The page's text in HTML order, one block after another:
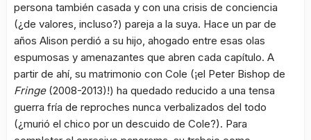
persona también casada y con una crisis de conciencia
(¿de valores, incluso?) pareja a la suya. Hace un par de
años Alison perdió a su hijo, ahogado entre esas olas
espumosas y amenazantes que abren cada capítulo. A
partir de ahí, su matrimonio con Cole (¡el Peter Bishop de
Fringe(2008-2013)!) ha quedado reducido a una tensa
guerra fría de reproches nunca verbalizados del todo
(¿murió el chico por un descuido de Cole?). Para